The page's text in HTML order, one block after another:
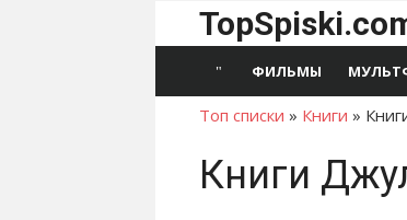
ФИЛЬМЫ
Топ списки » Книги »
Книги